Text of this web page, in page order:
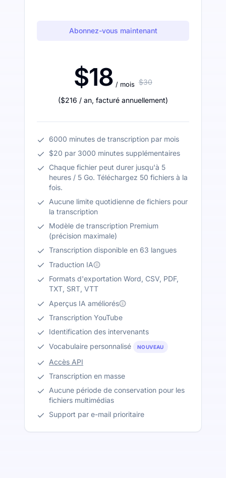
Abonnez-vous maintenant
$18 / mois $30
($216 / an, facturé annuellement)
6000 minutes de transcription par mois
$20 par 3000 minutes supplémentaires
Chaque fichier peut durer jusqu'à 5
heures / 5 Go. Téléchargez 50 fichiers à la
fois.
Aucune limite quotidienne de fichiers pour
la transcription
Modèle de transcription Premium
(précision maximale)
Transcription disponible en 63 langues
Traduction IA
Formats d'exportation Word, CSV, PDF,
TXT, SRT, VTT
Aperçus IA améliorés
Transcription YouTube
Identification des intervenants
Vocabulaire personnalisé
NOUVEAU
Accès API
Transcription en masse
Aucune période de conservation pour les
fichiers multimédias
Support par e-mail prioritaire